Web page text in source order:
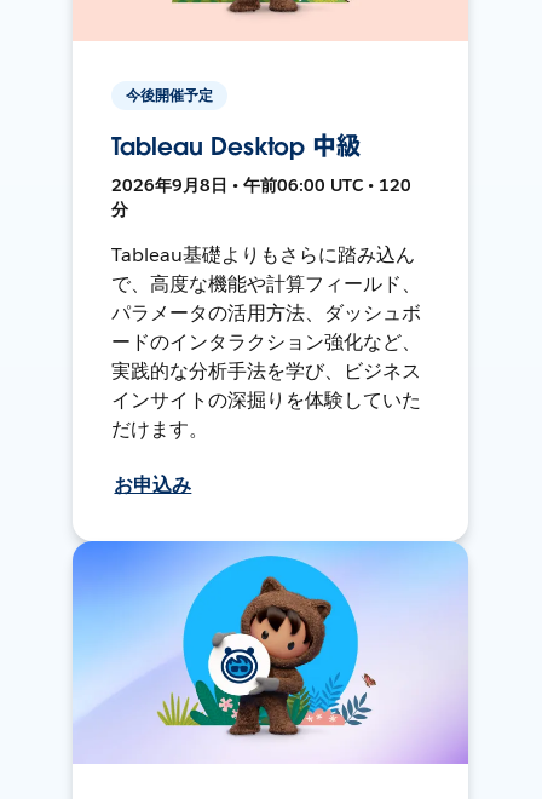
今後開催予定
Tableau Desktop 中級
2026年9月8日 • 午前06:00 UTC • 120
分
Tableau基礎よりもさらに踏み込ん
で、高度な機能や計算フィールド、
パラメータの活用方法、ダッシュボ
ードのインタラクション強化など、
実践的な分析手法を学び、ビジネス
インサイトの深掘りを体験していた
だけます。
お申込み